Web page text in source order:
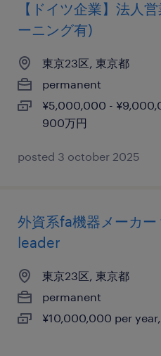
【ドイツ企業】法人
ーニング有)
東京23区, 東京都
permanent
¥5,000,000 -
900万円
posted 3 october 2025
外資系fa機器メーカ
leader
東京23区, 東京都
permanent
¥10,000,000 per